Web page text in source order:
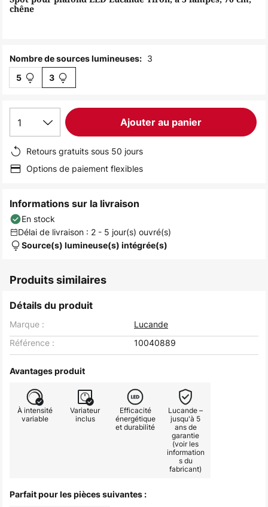
images
chêne
Nombre de sources lumineuses: 3
5 3
1 Ajouter au panier
Retours gratuits sous 50 jours
Options de paiement flexibles
Informations sur la livraison
En stock
Délai de livraison : 2 - 5 jour(s) ouvré(s)
Source(s) lumineuse(s) intégrée(s)
Produits similaires
Détails du produit
Marque :
Lucande
Référence :
10040889
Avantages produit
À intensité
variable
Variateur
inclus
Efficacité
énergétique
et durabilité
Lucande –
jusqu'à 5
ans de
garantie
(voir les
information
s du
fabricant)
Parfait pour les pièces suivantes :